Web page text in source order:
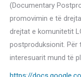
(Documentary
promovimin e të
drejtat e komunitetit
postproduksionit. Për
interesuarit mund të